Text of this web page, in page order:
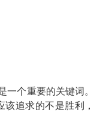
个重要的关键词。
追求的不是胜利，